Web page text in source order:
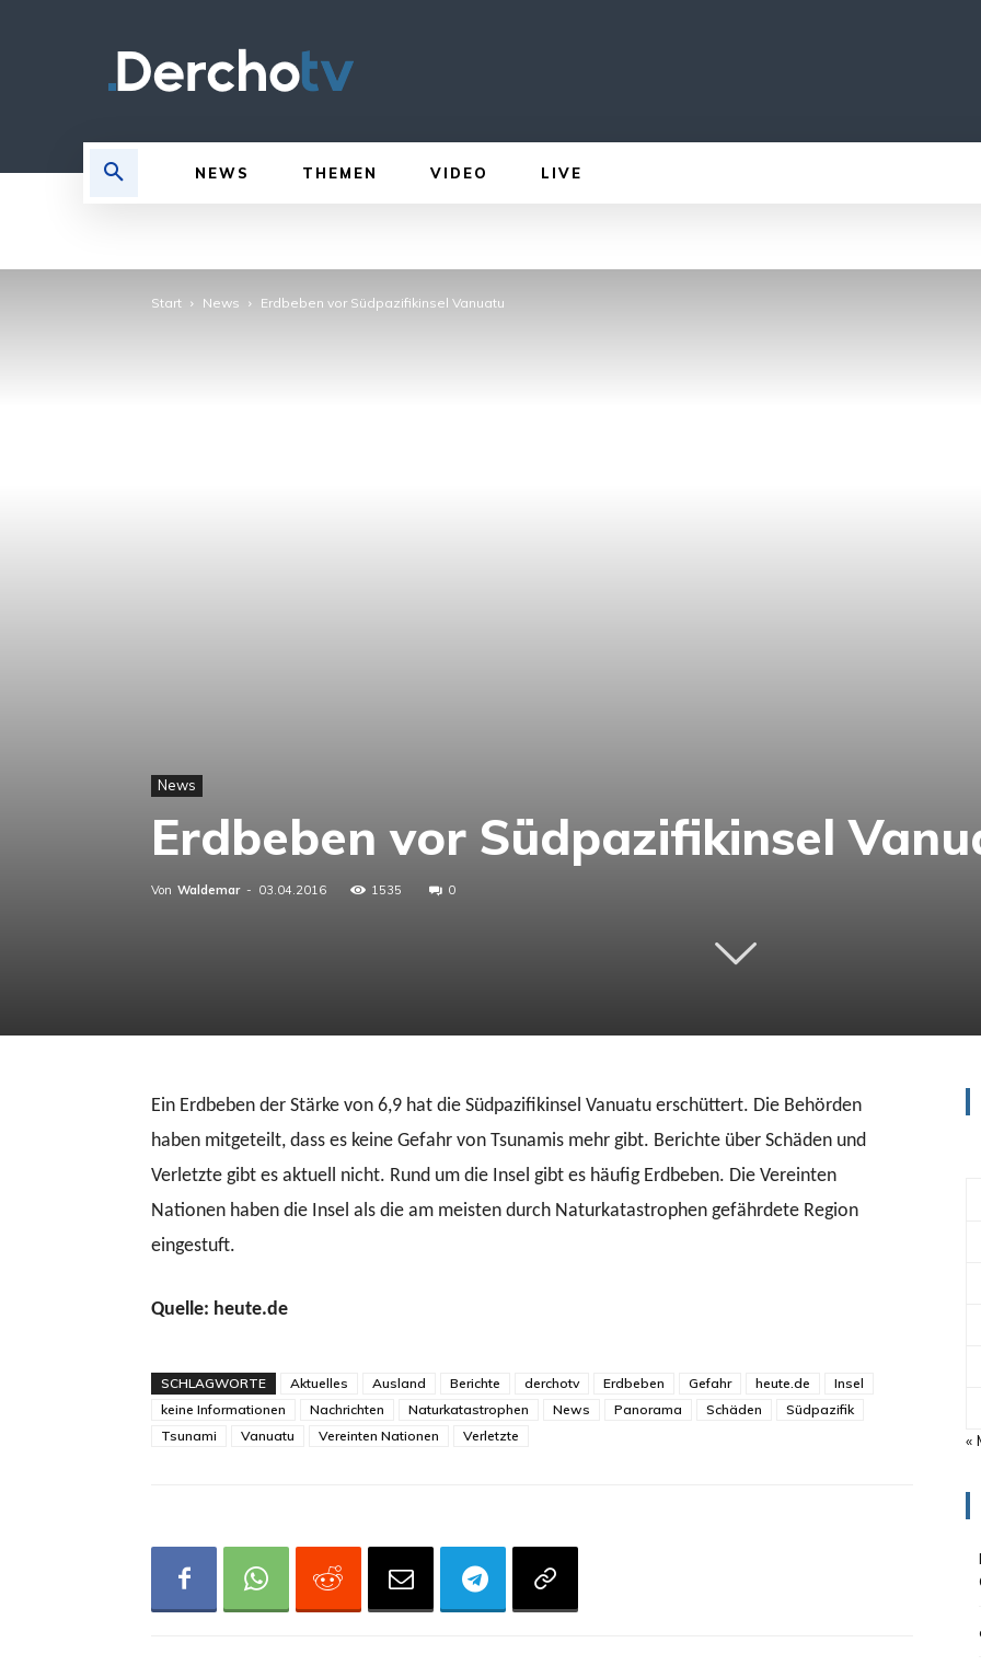
NEWS THEMEN VIDEO LIVE
Start News Erdbeben vor Südpazifikinsel Vanuatu
News
Erdbeben vor Südpazifikinsel
Von Waldemar - 03.04.2016 1535 0
Ein Erdbeben der Stärke von 6,9 hat die Südpazifikinsel Vanuatu erschüttert. Die Behörden
haben mitgeteilt, dass es keine Gefahr von Tsunamis mehr gibt. Berichte über Schäden und
Verletzte gibt es aktuell nicht. Rund um die Insel gibt es häufig Erdbeben. Die Vereinten
Nationen haben die Insel als die am meisten durch Naturkatastrophen gefährdete Region
eingestuft.
Quelle: heute.de
SCHLAGWORTE Aktuelles Ausland Berichte derchotv Erdbeben Gefahr heute.de
Insel
keine Informationen
Nachrichten Naturkatastrophen News Panorama Schäden
Südpazifik
Tsunami
Vanuatu Vereinten Nationen Verletzte «